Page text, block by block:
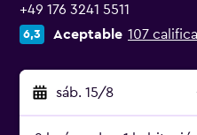
+49 176 3241 5511
6,3 Aceptable 107
sáb. 15/8